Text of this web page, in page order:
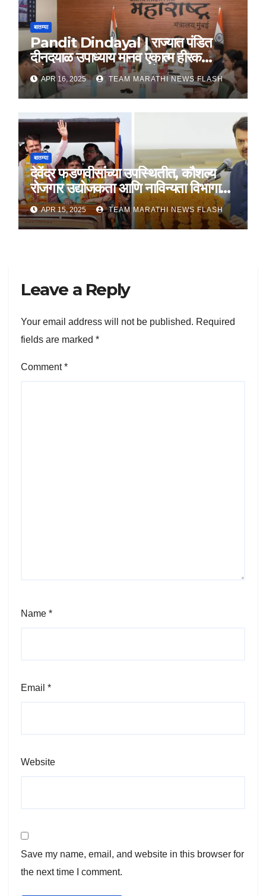
बातम्या
Pandit Dindayal | राज्यात पंडित
दीनदयाळ उपाध्याय मानव एकात्म हीरक
महोत्सव, 22-25 दरम्यान होणार साजरा
APR 16, 2025 TEAM MARATHI NEWS FLASH
बातम्या
देवेंद्र फडणवीसांच्या उपस्थितीत, कौशल्य
रोजगार उद्योजकता आणि नाविन्यता विभागाचे
तीन सामंजस्य करार
APR 15, 2025 TEAM MARATHI NEWS FLASH
Leave a Reply
Your email address will not be published. Required
fields are marked *
Comment*
Name *
Email *
Website
Save my name, email, and website in this browser for
the next time I comment.